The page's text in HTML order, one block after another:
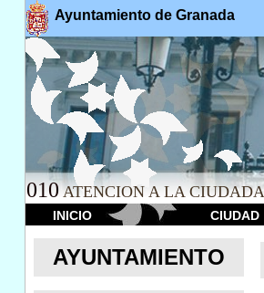
Ayuntamiento de Granada
010 ATENCION A LA
INICIO CIUDAD
AYUNTAMIENTO